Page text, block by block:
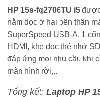
HP 15s-fq2706TU i5
nằm dọc ở hai bên thân
SuperSpeed USB-A, 1
HDMI, khe đọc thẻ nhớ
đáp ứng mọi nhu cầu khi
màn hình rời,..
Tổng kết: Laptop HP